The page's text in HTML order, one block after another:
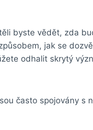
byste vědět, zda
jak​ se
odhalit skrytý
často spojovány‌ s